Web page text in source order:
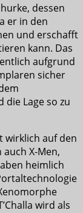
dessen
er in den
und erschafft
kann. Das
aufgrund
sicher
Lage so zu
wirklich auf den
X-Men,
heimlich
wird als